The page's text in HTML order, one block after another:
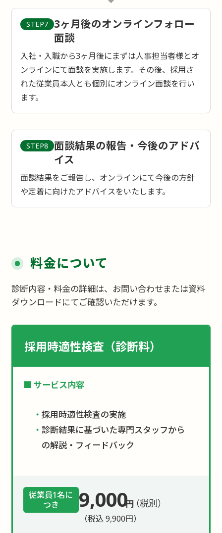
STEP7
3ヶ月後のオンラインフォロー
面談
入社・入職から3ヶ月後にまずは人事担当者様とオ
ンラインにて面談を実施します。その後、採用さ
れた従業員本人とも個別にオンライン面談を行い
ます。
STEP8
面談結果の報告・今後のアドバ
イス
面談結果をご報告し、オンラインにて今後の方針
や定着に向けたアドバイスをいたします。
料金について
診断内容・料金の詳細は、お問い合わせまたは資料
ダウンロードにてご確認いただけます。
採用時適性検査（診断料）
サービス内容
採用時適性検査の実施
診断結果に基づいた専門スタッフから
の解説・フィードバック
従業員1名に
つき
9,000円（税別）
（税込 9,900円）